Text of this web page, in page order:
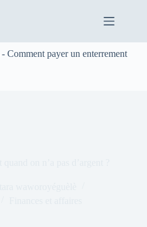
- Comment payer un enterrement